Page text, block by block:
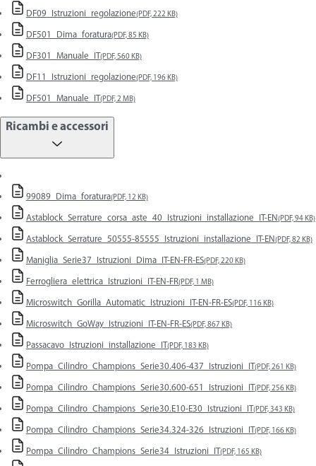
DF09_Istruzioni_regolazione(PDF, 222 KB)
DF501_Dima_foratura(PDF, 85 KB)
DF301_Manuale_IT(PDF, 560 KB)
DF11_Istruzioni_regolazione(PDF, 196 KB)
DF501_Manuale_IT(PDF, 2 MB)
Ricambi e accessori
99089_Dima_foratura(PDF, 12 KB)
Astablock_Serrature_corsa_aste_40_Istruzioni_installazione_IT-EN(PDF, 94 KB)
Astablock_Serrature_50555-85555_Istruzioni_installazione_IT-EN(PDF, 82 KB)
Maniglia_Serie37_Istruzioni_Dima_IT-EN-FR-ES(PDF, 220 KB)
Ferrogliera_elettrica_Istruzioni_IT-EN-FR(PDF, 1 MB)
Microswitch_Gorilla_Automatic_Istruzioni_IT-EN-FR-ES(PDF, 116 KB)
Microswitch_GoWay_Istruzioni_IT-EN-FR-ES(PDF, 867 KB)
Passacavo_Istruzioni_installazione_IT(PDF, 183 KB)
Pompa_Cilindro_Champions_Serie30.406-437_Istruzioni_IT(PDF, 261 KB)
Pompa_Cilindro_Champions_Serie30.600-651_Istruzioni_IT(PDF, 256 KB)
Pompa_Cilindro_Champions_Serie30.E10-E30_Istruzioni_IT(PDF, 343 KB)
Pompa_Cilindro_Champions_Serie34.324-326_Istruzioni_IT(PDF, 166 KB)
Pompa_Cilindro_Champions_Serie34_Istruzioni_IT(PDF, 165 KB)